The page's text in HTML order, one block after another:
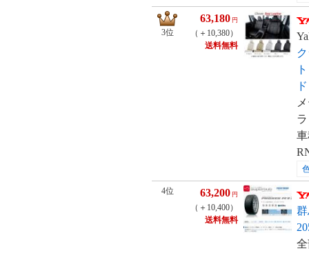
3位
63,180 円
（＋10,380）
送料無料
4位 63,200 円
（＋10,400）
送料無料